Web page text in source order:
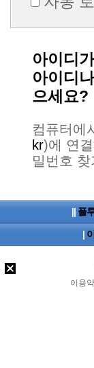
아이디
아이디
으세요?
컴퓨터에
kr)에 연
밀번호
|| 플
|
이용